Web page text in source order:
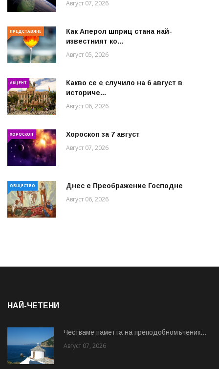
Август 07, 2026
ПРЕДСТАВЯНЕ
Как Аперол шприц стана най-
известният ко...
Август 05, 2026
АКЦЕНТ
Какво се е случило на 6 август в
историче...
Август 06, 2026
ХОРОСКОП Хороскоп за 7 август
Август 07, 2026
ОБЩЕСТВО Днес е Преображение Господне
Август 06, 2026
НАЙ-ЧЕТЕНИ
Честваме паметта на преподобномъченик...
Август 07, 2026